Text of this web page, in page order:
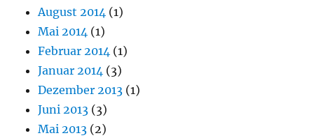
August 2014 (1)
Mai 2014 (1)
Februar 2014 (1)
Januar 2014 (3)
Dezember 2013 (1)
Juni 2013 (3)
Mai 2013 (2)